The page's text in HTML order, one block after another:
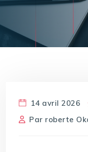
14 avril 2026
Par roberte